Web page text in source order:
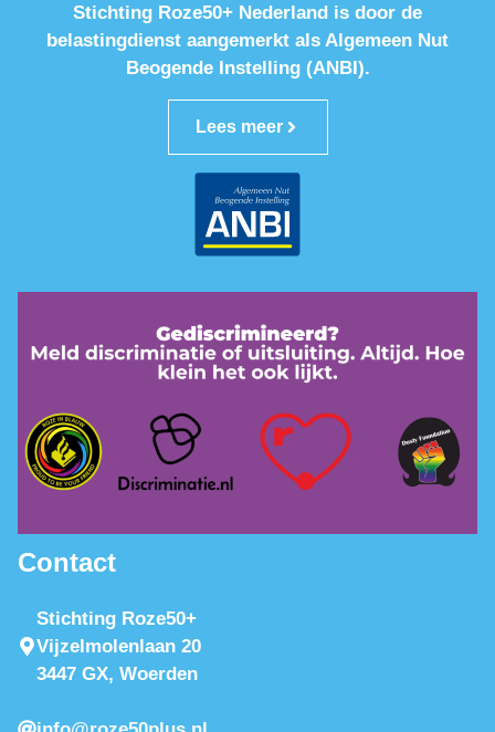
Stichting Roze50+ Nederland is door de
belastingdienst aangemerkt als Algemeen Nut
Beogende Instelling (ANBI).
Lees meer
Contact
Stichting Roze50+
Vijzelmolenlaan 20
3447 GX, Woerden